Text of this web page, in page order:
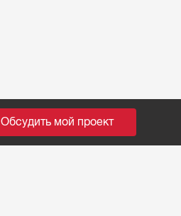
Обсудить мой проект